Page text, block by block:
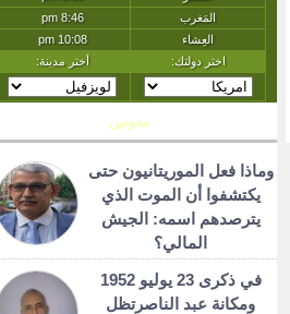
مدونين
وماذا فعل الموريتانيون حتى
يكتشفوا أن الموت الذي
يترصدهم اسمه: الجيش
المالي؟
في ذكرى 23 يوليو 1952
ومكانة عبد الناصرتظل